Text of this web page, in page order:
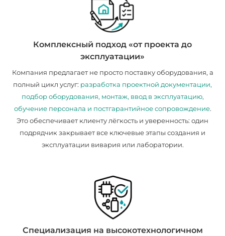
Комплексный подход «от проекта до
эксплуатации»
Компания предлагает не просто поставку оборудования, а
полный цикл услуг: разработка проектной документации,
подбор оборудования, монтаж, ввод в эксплуатацию,
обучение персонала и постгарантийное сопровождение.
Это обеспечивает клиенту лёгкость и уверенность: один
подрядчик закрывает все ключевые этапы создания и
эксплуатации вивария или лаборатории.
Специализация на высокотехнологичном